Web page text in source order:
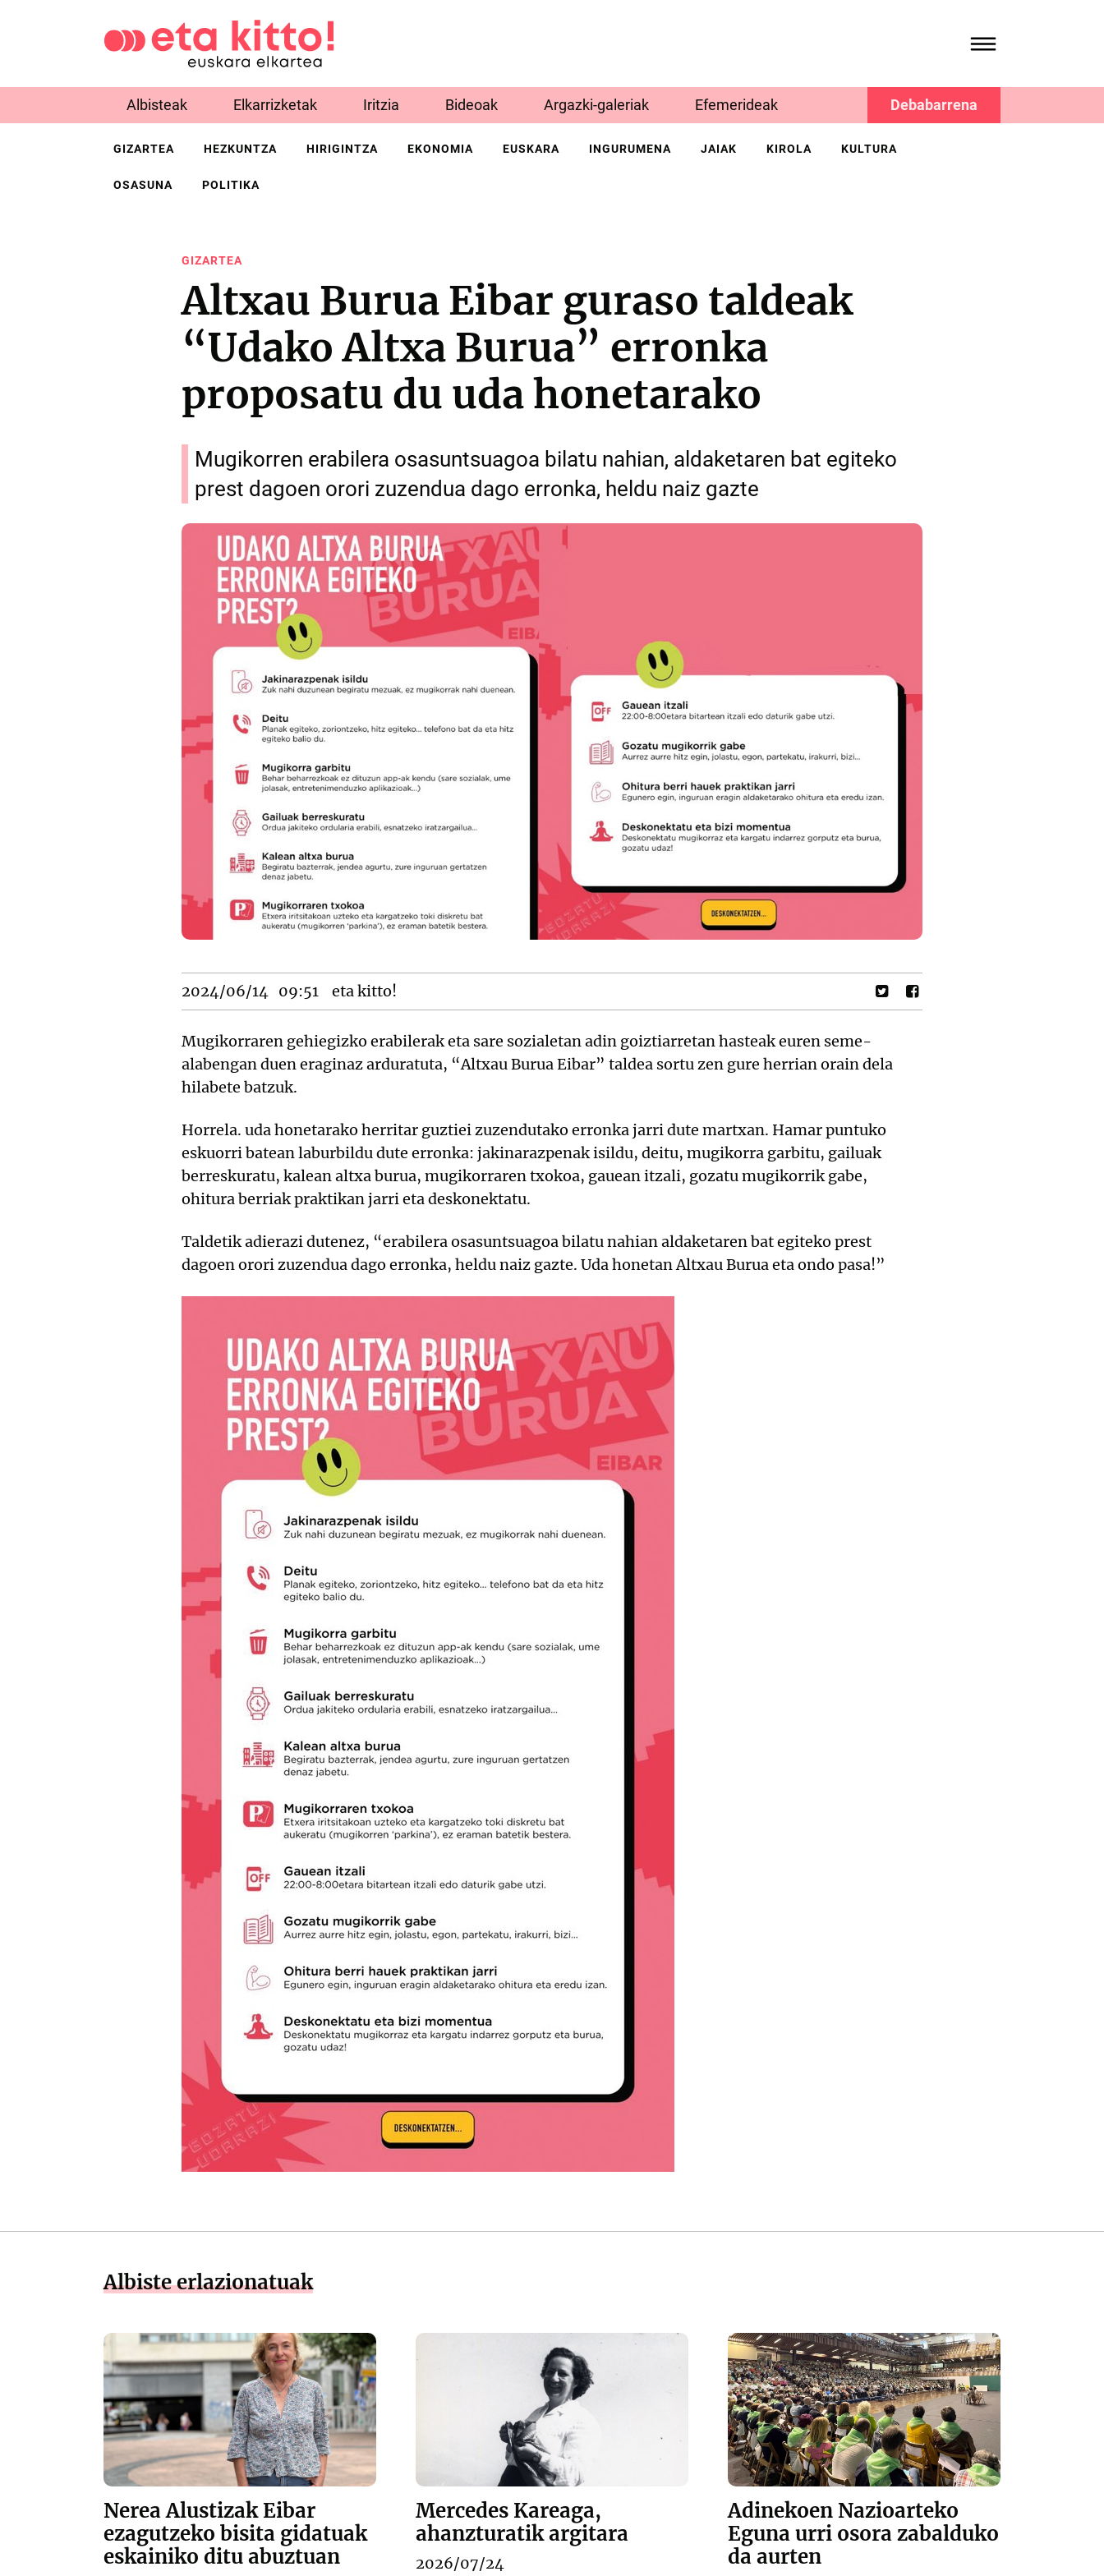
Albisteak Elkarrizketak Iritzia Bideoak Argazki-galeriak Efemerideak Debabarrena
GIZARTEA HEZKUNTZA HIRIGINTZA EKONOMIA EUSKARA INGURUMENA JAIAK KIROLA KULTURA
OSASUNA POLITIKA
GIZARTEA
Altxau Burua Eibar guraso taldeak
“Udako Altxa Burua” erronka
proposatu du uda honetarako
Mugikorren erabilera osasuntsuagoa bilatu nahian, aldaketaren bat egiteko
prest dagoen orori zuzendua dago erronka, heldu naiz gazte
2024/06/14 09:51 eta kitto!
Mugikorraren gehiegizko erabilerak eta sare sozialetan adin goiztiarretan hasteak euren seme-
alabengan duen eraginaz arduratuta, “Altxau Burua Eibar” taldea sortu zen gure herrian orain dela
hilabete batzuk.
Horrela. uda honetarako herritar guztiei zuzendutako erronka jarri dute martxan. Hamar puntuko
eskuorri batean laburbildu dute erronka: jakinarazpenak isildu, deitu, mugikorra garbitu, gailuak
berreskuratu, kalean altxa burua, mugikorraren txokoa, gauean itzali, gozatu mugikorrik gabe,
ohitura berriak praktikan jarri eta deskonektatu.
Taldetik adierazi dutenez, “erabilera osasuntsuagoa bilatu nahian aldaketaren bat egiteko prest
dagoen orori zuzendua dago erronka, heldu naiz gazte. Uda honetan Altxau Burua eta ondo pasa!”
Albiste erlazionatuak
Nerea Alustizak Eibar
ezagutzeko bisita gidatuak
eskainiko ditu abuztuan
Mercedes Kareaga,
ahanzturatik argitara
2026/07/24
Adinekoen Nazioarteko
Eguna urri osora zabalduko
da aurten